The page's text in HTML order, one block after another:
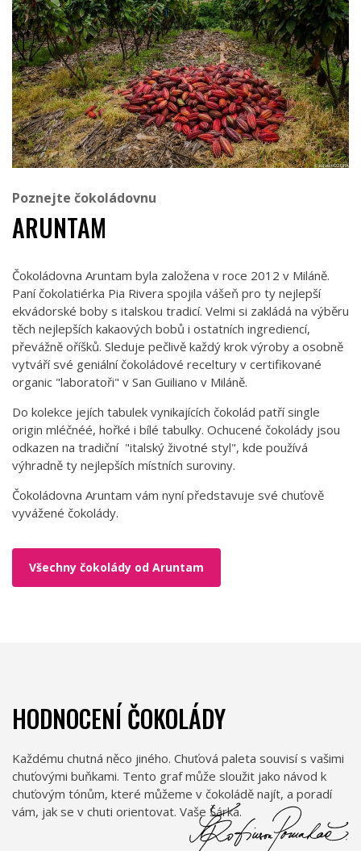
Poznejte čokoládovnu
ARUNTAM
Čokoládovna Aruntam byla založena v roce 2012 v Miláně.
Paní čokolatiérka Pia Rivera spojila vášeň pro ty nejlepší
ekvádorské boby s italskou tradicí. Velmi si zakládá na výběru
těch nejlepších kakaových bobů i ostatních ingrediencí,
převážně oříšků. Sleduje pečlivě každý krok výroby a osobně
vytváří své geniální čokoládové receltury v certifikované
organic "laboratoři" v San Guiliano v Miláně.
Do kolekce jejích tabulek vynikajících čokolád patří single
origin mléčnéé, hořké i bílé tabulky. Ochucené čokolády jsou
odkazen na tradiční "italský životné styl", kde používá
výhradně ty nejlepších místních suroviny.
Čokoládovna Aruntam vám nyní představuje své chuťově
vyvážené čokolády.
Všechny čokolády od Aruntam
HODNOCENÍ ČOKOLÁDY
Každému chutná něco jiného. Chuťová paleta souvisí s vašimi
chuťovými buňkami. Tento graf může sloužit jako návod k
chuťovým tónům, které můžeme v čokoládě najít, a poradí
vám, jak se v chuti orientovat. Vaše Šárka.